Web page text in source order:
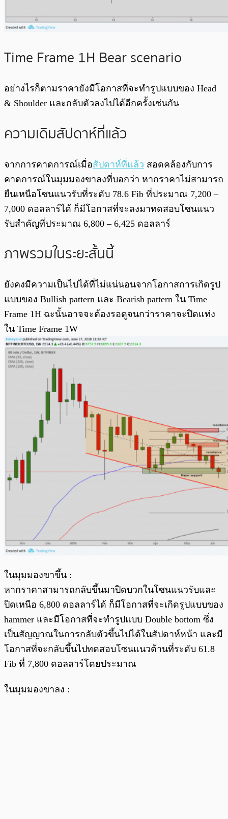
Time Frame 1H Bear scenario
อย่างไรก็ตามราคายังมีโอกาสที่จะทำรูปแบบของ Head
& Shoulder และกลับตัวลงไปได้อีกครั้งเช่นกัน
ความเดิมสัปดาห์ที่แล้ว
จากการคาดการณ์เมื่อสัปดาห์ที่แล้ว สอดคล้องกับการ
คาดการณ์ในมุมมองขาลงที่บอกว่า หากราคาไม่สามารถ
ยืนเหนือโซนแนวรับที่ระดับ 78.6 Fib ที่ประมาณ 7,200 –
7,000 ดอลลาร์ได้ ก็มีโอกาสที่จะลงมาทดสอบโซนแนว
รับสำคัญที่ประมาณ 6,800 – 6,425 ดอลลาร์
ภาพรวมในระยะสั้นนี้
ยังคงมีความเป็นไปได้ที่ไม่แน่นอนจากโอกาสการเกิดรูป
แบบของ Bullish pattern และ Bearish pattern ใน Time
Frame 1H ฉะนั้นอาจจะต้องรอดูจนกว่าราคาจะปิดแท่ง
ใน Time Frame 1W
ในมุมมองขาขึ้น :
หากราคาสามารถกลับขึ้นมาปิดบวกในโซนแนวรับและ
ปิดเหนือ 6,800 ดอลลาร์ได้ ก็มีโอกาสที่จะเกิดรูปแบบของ
hammer และมีโอกาสที่จะทำรูปแบบ Double bottom ซึ่ง
เป็นสัญญาณในการกลับตัวขึ้นไปได้ในสัปดาห์หน้า และมี
โอกาสที่จะกลับขึ้นไปทดสอบโซนแนวต้านที่ระดับ 61.8
Fib ที่ 7,800 ดอลลาร์โดยประมาณ
ในมุมมองขาลง :